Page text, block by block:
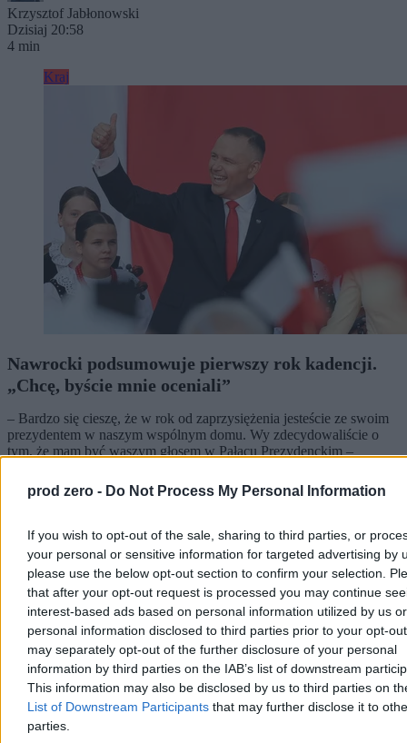
prod zero - Do Not Process My Personal Information
If you wish to opt-out of the sale, sharing to third parties, or
your personal or sensitive information for targeted advertising by
please use the below opt-out section to confirm your selection.
that after your opt-out request is processed you may continue
interest-based ads based on personal information utilized by us or
personal information disclosed to third parties prior to your opt-
may separately opt-out of the further disclosure of your personal
information by third parties on the IAB’s list of downstream
This information may also be disclosed by us to third parties on
List of Downstream Participants that may further disclose it to
parties.
Krzysztof Jabłonowski
Dzisiaj 20:58
4 min
Kraj
Nawrocki podsumowuje pierwszy rok kadencji.
„Chcę, byście mnie oceniali”
– Bardzo się cieszę, że w rok od zaprzysiężenia jesteście ze swoim
prezydentem w naszym wspólnym domu. Wy zdecydowaliście o
tym, że mam być waszym głosem w Pałacu Prezydenckim –
zaprzysiężenia na stanowisko prezydenta RP. W trackie wystąpienia
zapowiedział, że w ciągu kilku miesięcy będzie przedstawiona
Paweł Żurek
Dzisiaj 18:56
6 min
Reklama
Reklama